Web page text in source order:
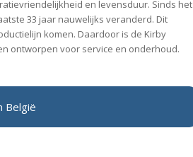
en levensduur. Sinds het
33 jaar nauwelijks veranderd. Dit
komen. Daardoor is de Kirby
ontworpen voor service en onderhoud.
België